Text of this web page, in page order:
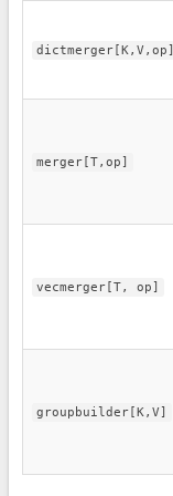
dictmerger[K,V,op]
merger[T,op]
vecmerger[T, op]
groupbuilder[K,V]